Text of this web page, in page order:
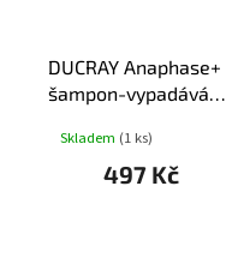
DUCRAY Anaphase+
šampon-vypadávání
Skladem (1 ks)
497 Kč